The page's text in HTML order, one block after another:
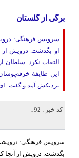
برگی از گلستان
سرویس فرهنگی:
او بگذشت. درویش از
التفات نکرد.
این طایفهٔ
نزدیکش آمد و گفت:
کد خبر : 192
سرویس فرهنگی:
بگذشت. درویش از آنجا